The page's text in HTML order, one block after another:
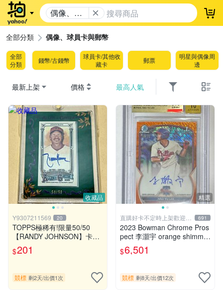
偶像、球
員卡與郵
幣
登
全部分類 偶像、球員卡與郵幣
全部
分類
錢幣/古錢幣
球員卡/其他收
藏卡
郵票
明星與偶像周
邊
最新上架 價格 最高人氣
收藏品
Y9307211569 20
TOPPS極稀有!限量50/50
【RANDY JOHNSON】卡面
親簽~限量尾號!全球唯一
$201
競標 剩2天/出價1次
精選
直購好卡不定時上架歡迎關
注
691
2023 Bowman Chrome Pros
pect 李灝宇 orange shimmer
$6,501
競標 剩8天/出價12次